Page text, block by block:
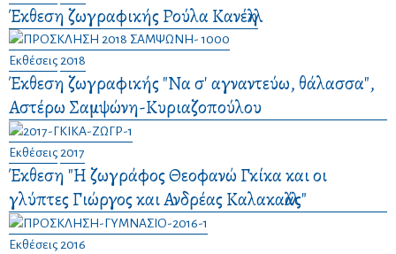
Έκθεση ζωγραφικής Ρούλα Κανέλλη
Εκθέσεις 2018
Έκθεση ζωγραφικής "Να σ' αγναντεύω, θάλασσα",
Αστέρω Σαμψώνη-Κυριαζοπούλου
Εκθέσεις 2017
Έκθεση "Η ζωγράφος Θεοφανώ Γκίκα και οι
γλύπτες Γιώργος και Ανδρέας Καλακαλλάς"
Εκθέσεις 2016